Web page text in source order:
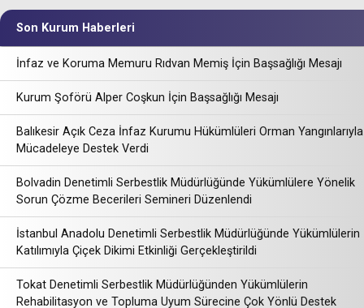
Son Kurum Haberleri
İnfaz ve Koruma Memuru Rıdvan Memiş İçin Başsağlığı Mesajı
Kurum Şoförü Alper Coşkun İçin Başsağlığı Mesajı
Balıkesir Açık Ceza İnfaz Kurumu Hükümlüleri Orman Yangınlarıyla
Mücadeleye Destek Verdi
Bolvadin Denetimli Serbestlik Müdürlüğünde Yükümlülere Yönelik
Sorun Çözme Becerileri Semineri Düzenlendi
İstanbul Anadolu Denetimli Serbestlik Müdürlüğünde Yükümlülerin
Katılımıyla Çiçek Dikimi Etkinliği Gerçekleştirildi
Tokat Denetimli Serbestlik Müdürlüğünden Yükümlülerin
Rehabilitasyon ve Topluma Uyum Sürecine Çok Yönlü Destek